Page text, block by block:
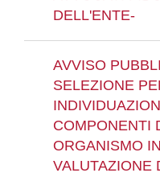
DELL'ENTE-
AVVISO
SELEZIONE
COMPONENTI
ORGANISMO
VALUTAZIONE